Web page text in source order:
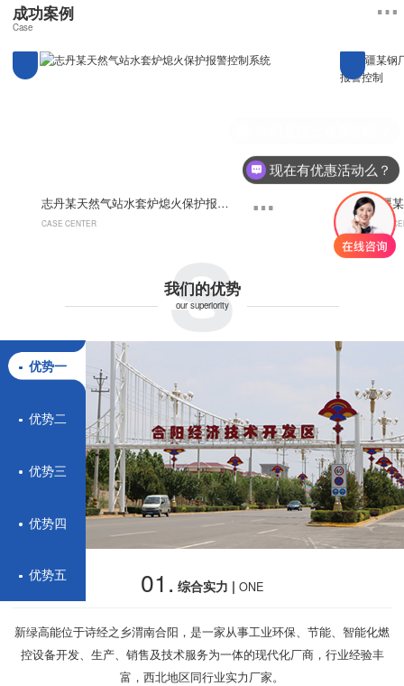
成功案例
Case
志丹某天然气站水套炉熄火保护报警控制系统
CASE CENTER CASE
s
我们的优势
our superiority
01. 综合实力 | ONE
新绿高能位于诗经之乡渭南合阳，是一家从事工业环保、节能、智能化燃
控设备开发、生产、销售及技术服务为一体的现代化厂商，行业经验丰
富，西北地区同行业实力厂家。
优势一
优势二
优势三
优势四
优势五
现在有优惠活动么？